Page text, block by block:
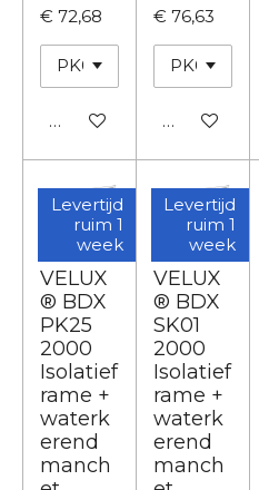
€ 72,68
In winkelwagen
€ 76,63
In
Levertijd
ruim 1
week
VELUX
® BDX
PK25
2000
Isolatief
rame +
waterk
erend
manch
Levertijd
ruim 1
week
VELUX
® BDX
SK01
2000
Isolatief
rame +
waterk
erend
manch